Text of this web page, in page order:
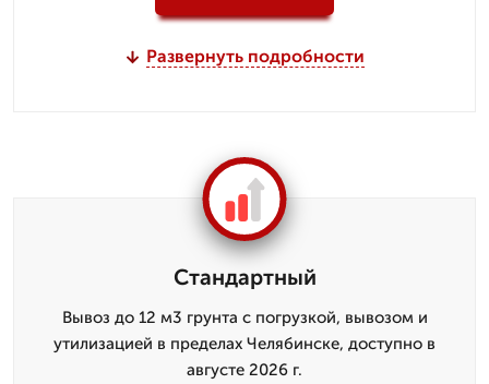
Развернуть подробности
Стандартный
Вывоз до 12 м3 грунта с погрузкой, вывозом и
утилизацией в пределах Челябинске, доступно в
августе 2026 г.